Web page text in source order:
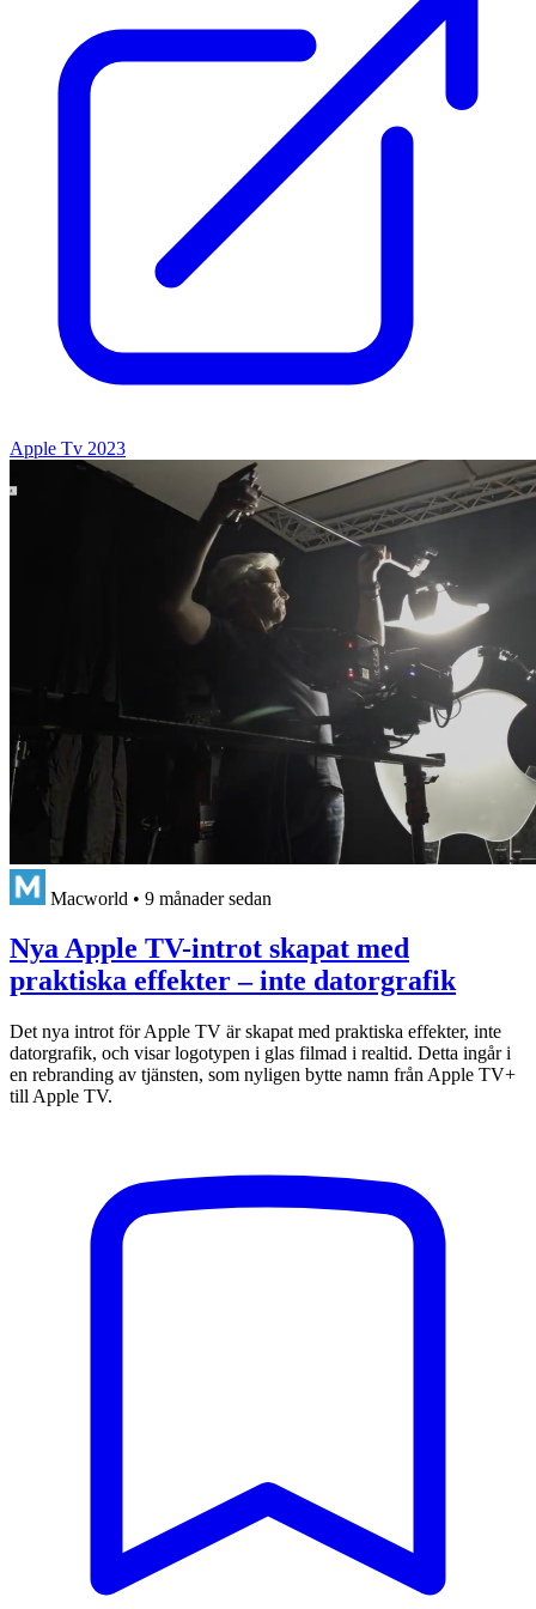
Apple Tv 2023
Macworld • 9 månader sedan
Nya Apple TV-introt skapat med
praktiska effekter – inte datorgrafik
Det nya introt för Apple TV är skapat med praktiska effekter, inte
datorgrafik, och visar logotypen i glas filmad i realtid. Detta ingår i
en rebranding av tjänsten, som nyligen bytte namn från Apple TV+
till Apple TV.